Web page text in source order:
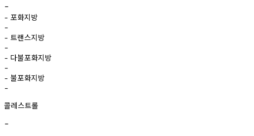
-
- 포화지방
-
- 트랜스지방
-
- 다불포화지방
-
- 불포화지방
-
콜레스트롤
-